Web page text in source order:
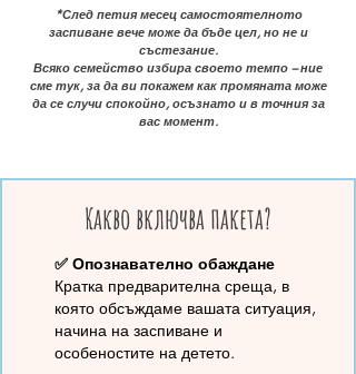
*След петия месец самостоятелното
заспиване вече може да бъде цел, но не и
състезание.
Всяко семейство избира своето темпо – ние
сме тук, за да ви покажем как промяната може
да се случи спокойно, осъзнато и в точния за
вас момент.
Какво включва пакета?
✅ Опознавателно обаждане
Кратка предварителна среща, в
която обсъждаме вашата ситуация,
начина на заспиване и
особеностите на детето.